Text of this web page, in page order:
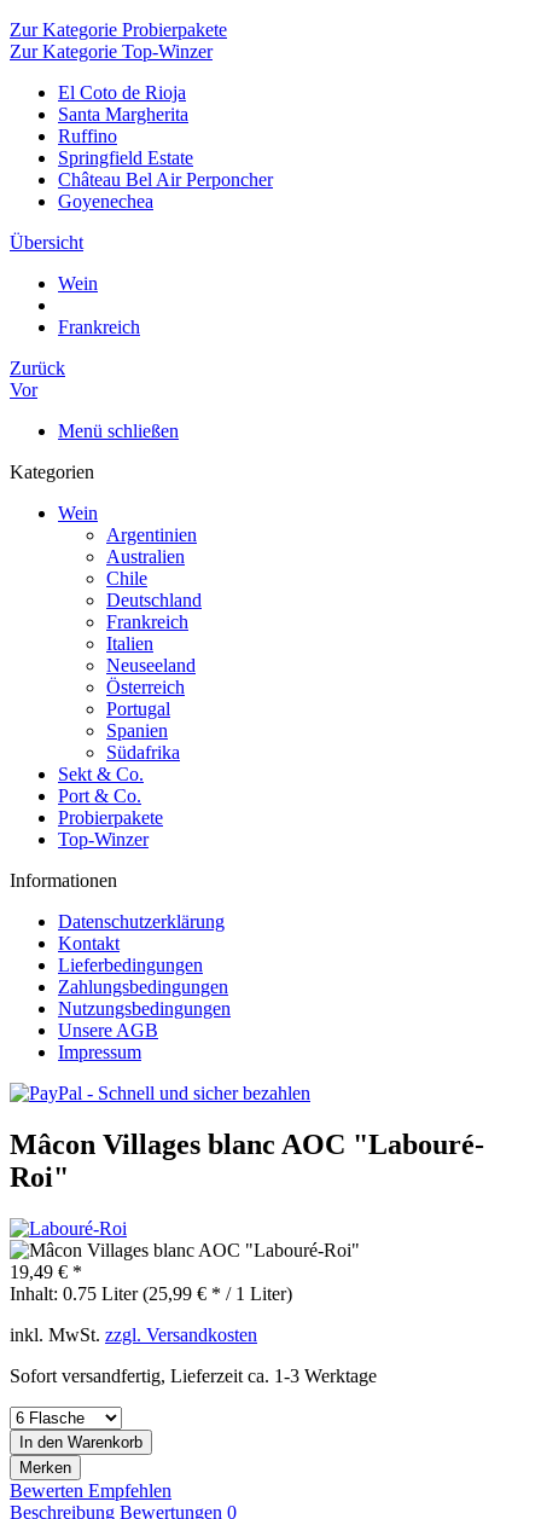
Zur Kategorie Probierpakete
Zur Kategorie Top-Winzer
El Coto de Rioja
Santa Margherita
Ruffino
Springfield Estate
Château Bel Air Perponcher
Goyenechea
Übersicht
Wein
Frankreich
Zurück
Vor
Menü schließen
Kategorien
Wein
Argentinien
Australien
Chile
Deutschland
Frankreich
Italien
Neuseeland
Österreich
Portugal
Spanien
Südafrika
Sekt & Co.
Port & Co.
Probierpakete
Top-Winzer
Informationen
Datenschutzerklärung
Kontakt
Lieferbedingungen
Zahlungsbedingungen
Nutzungsbedingungen
Unsere AGB
Impressum
Mâcon Villages blanc AOC "Labouré-
Roi"
19,49 € *
Inhalt: 0.75 Liter (25,99 € * / 1 Liter)
inkl. MwSt. zzgl. Versandkosten
Sofort versandfertig, Lieferzeit ca. 1-3 Werktage
In den Warenkorb
Merken
Bewerten Empfehlen
Beschreibung Bewertungen 0